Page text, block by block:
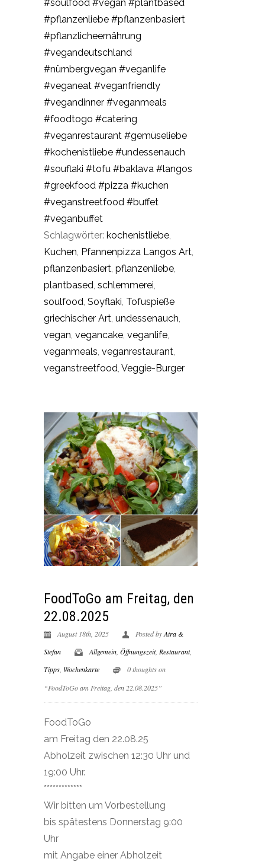
#soulfood #vegan #plantbased
#pflanzenliebe #pflanzenbasiert
#pflanzlicheernährung
#vegandeutschland
#nürnbergvegan #veganlife
#veganeat #veganfriendly
#vegandinner #veganmeals
#foodtogo #catering
#veganrestaurant #gemüseliebe
#kochenistliebe #undessenauch
#souflaki #tofu #baklava #langos
#greekfood #pizza #kuchen
#veganstreetfood #buffet
#veganbuffet
Schlagwörter: kochenistliebe,
Kuchen, Pfannenpizza Langos Art,
pflanzenbasiert, pflanzenliebe,
plantbased, schlemmerei,
soulfood, Soyflaki, Tofuspieße
griechischer Art, undessenauch,
vegan, vegancake, veganlife,
veganmeals, veganrestaurant,
veganstreetfood, Veggie-Burger
FoodToGo am Freitag, den
22.08.2025
August 18th, 2025 Posted byAtra &
Stefan
Allgemein Öffnungszeit, Restaurant,
Tipps, Wochenkarte
0 thoughts on
“FoodToGo am Freitag, den 22.08.2025”
FoodToGo
am Freitag den 22.08.25
Abholzeit zwischen 12:30 Uhr und
19:00 Uhr.
*************
Wir bitten um Vorbestellung
bis spätestens Donnerstag 9:00
Uhr
mit Angabe einer Abholzeit